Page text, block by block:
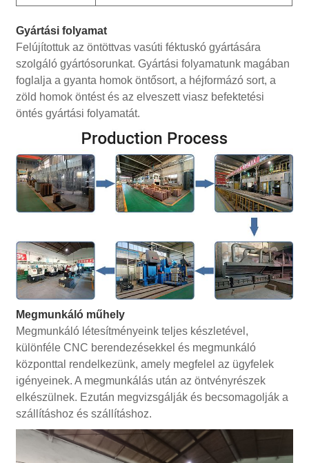
Gyártási folyamat
Felújítottuk az öntöttvas vasúti féktuskó gyártására
szolgáló gyártósorunkat. Gyártási folyamatunk magában
foglalja a gyanta homok öntősort, a héjformázó sort, a
zöld homok öntést és az elveszett viasz befektetési
öntés gyártási folyamatát.
Megmunkáló műhely
Megmunkáló létesítményeink teljes készletével,
különféle CNC berendezésekkel és megmunkáló
központtal rendelkezünk, amely megfelel az ügyfelek
igényeinek. A megmunkálás után az öntvényrészek
elkészülnek. Ezután megvizsgálják és becsomagolják a
szállításhoz és szállításhoz.